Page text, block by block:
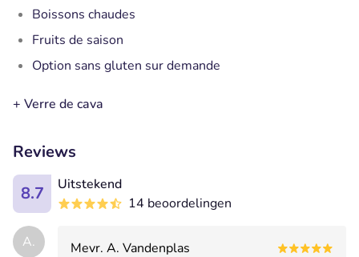
Boissons chaudes
Fruits de saison
Option sans gluten sur demande
+ Verre de cava
Reviews
8.7
Uitstekend
14 beoordelingen
A. Mevr. A. Vandenplas